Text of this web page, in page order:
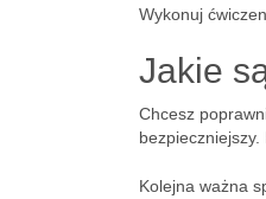
Wykonuj
Jakie
Chcesz
bezpieczniejszy.
Kolejna ważna